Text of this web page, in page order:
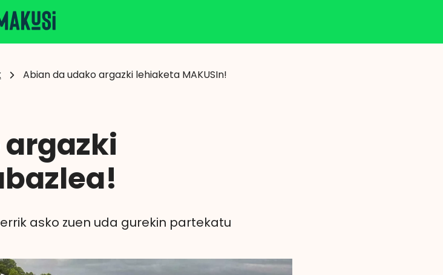
Abian da udako argazki lehiaketa MAKUSIn!
asko zuen uda gurekin partekatu